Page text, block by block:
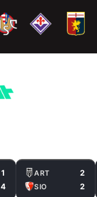
1
4
ART 2
SIO 2